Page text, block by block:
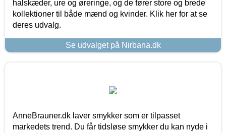
halskæder, ure og øreringe, og de fører store og brede
kollektioner til både mænd og kvinder. Klik her for at se
deres udvalg.
Se udvalget på Nirbana.dk
AnneBrauner.dk laver smykker som er tilpasset
markedets trend. Du får tidsløse smykker du kan nyde i